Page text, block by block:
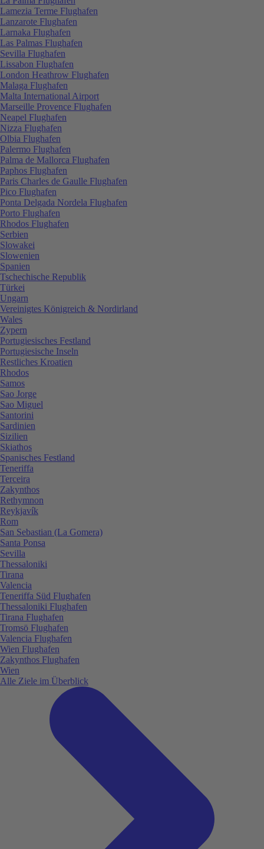
Lamezia Terme Flughafen
Lanzarote Flughafen
Larnaka Flughafen
Las Palmas Flughafen
Sevilla Flughafen
Lissabon Flughafen
London Heathrow Flughafen
Malaga Flughafen
Malta International Airport
Marseille Provence Flughafen
Neapel Flughafen
Nizza Flughafen
Olbia Flughafen
Palermo Flughafen
Palma de Mallorca Flughafen
Paphos Flughafen
Paris Charles de Gaulle Flughafen
Pico Flughafen
Ponta Delgada Nordela Flughafen
Porto Flughafen
Rhodos Flughafen
Serbien
Slowakei
Slowenien
Spanien
Tschechische Republik
Türkei
Ungarn
Vereinigtes Königreich & Nordirland
Wales
Zypern
Portugiesisches Festland
Portugiesische Inseln
Restliches Kroatien
Rhodos
Samos
Sao Jorge
Sao Miguel
Santorini
Sardinien
Sizilien
Skiathos
Spanisches Festland
Teneriffa
Terceira
Zakynthos
Rethymnon
Reykjavík
Rom
San Sebastian (La Gomera)
Santa Ponsa
Sevilla
Thessaloniki
Tirana
Valencia
Teneriffa Süd Flughafen
Thessaloniki Flughafen
Tirana Flughafen
Tromsö Flughafen
Valencia Flughafen
Wien Flughafen
Zakynthos Flughafen
Wien
Alle Ziele im Überblick